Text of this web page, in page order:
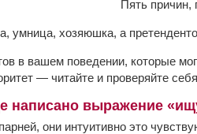
умница, хозяюшка, а
в вашем поведении, которые
— читайте и проверяйте
написано выражение
они интуитивно это